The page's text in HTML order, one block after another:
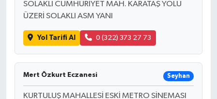
SOLAKLI CUMHURİYET MAH. KARATAŞ YOLU
ÜZERİ SOLAKLI ASM YANI
Yol Tarifi Al 0 (322) 373 27 73
Mert Özkurt Eczanesi Seyhan
KURTULUŞ MAHALLESİ ESKİ METRO SİNEMASI